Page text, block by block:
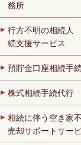
務所
行方不明の相続人
続支援サービス
預貯金口座相続手
株式相続手続代行
相続に伴う空き家
売却サポートサー